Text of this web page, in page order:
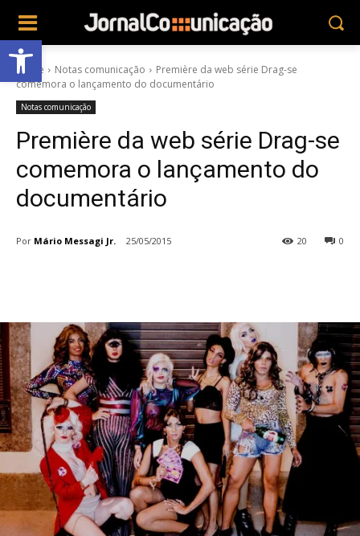
Abrir a barra de ferramentas
Home Notas comunicação
Première da web série Drag-se
comemora o lançamento do documentário
Notas comunicação
Première da web série Drag-se
comemora o lançamento do
documentário
Por Mário Messagi Jr. 25/05/2015 0
20